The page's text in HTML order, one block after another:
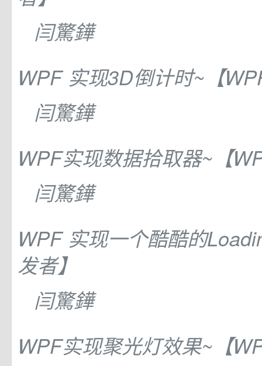
闫驚鏵
WPF 实现3D倒计时~【
闫驚鏵
WPF实现数据拾取器~【
闫驚鏵
WPF 实现一个酷酷的
发者】
闫驚鏵
WPF实现聚光灯效果~【